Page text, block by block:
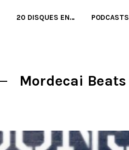
20 DISQUES EN… PODCASTS
Mordecai Beats